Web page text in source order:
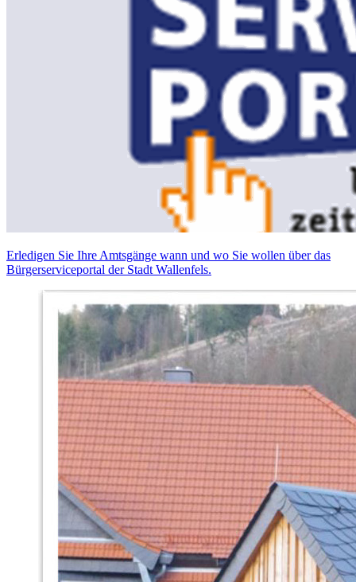
Erledigen Sie Ihre Amtsgänge wann und wo Sie wollen über das
Bürgerserviceportal der Stadt Wallenfels.